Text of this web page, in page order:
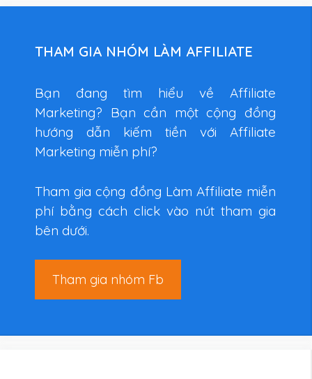
THAM GIA NHÓM LÀM AFFILIATE
Bạn đang tìm hiểu về Affiliate
Marketing? Bạn cần một cộng đồng
hướng dẫn kiếm tiền với Affiliate
Marketing miễn phí?
Tham gia cộng đồng Làm Affiliate miễn
phí bằng cách click vào nút tham gia
bên dưới.
Tham gia nhóm Fb